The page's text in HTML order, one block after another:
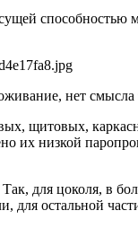
способностью
нет смысла
щитовых,
их низкой
для цоколя, в
для остальной